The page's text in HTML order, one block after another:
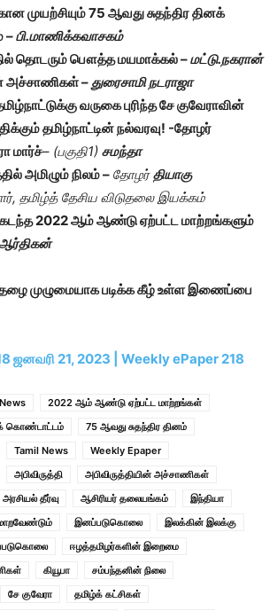
முயற்சியும் 75 ஆவது சுதந்திர தினக்
–பி.மாணிக்கவாசகம்
தொடரும் பௌத்த மயமாக்கல் –மட்டு.நகரான்
அச்சாணிகள் – துரைசாமி நடராஜா
வருகை புரிந்த சே குவேராவின்
தமிழ்நாட்டின் நல்வரவு! -தோழர்
மார்ச்– (பகுதி1) சமந்தா
அமிழும் நிலம் – தோழர்தியாகு
தமிழ்த் தேசிய விடுதலை இயக்கம்
2022 ஆம் ஆண்டு ஏற்பட்ட மாற்றங்களும்
முழுமையாக படிக்க கீழ் உள்ள இணைப்பை
ஜனவரி 21, 2023 | Weekly ePaper 218
2022 ஆம் ஆண்டு ஏற்பட்ட மாற்றங்கள்
கொண்டாட்டம்
75 ஆவது சுதந்திர தினம்
Tamil News
Weekly Epaper
அபிவிருத்தி
அபிவிருத்தியின் அச்சாணிகள்
அரசியல் தீர்வு ஆசிரியர் தலையங்கம்
இந்தியா
இனப்படுகொலை
இலக்கின் இலக்கு
ஈழத்தமிழர்களின் இறைமை
கியூபா
சம்பந்தனின் நிலை
சே குவேரா
தமிழ்க் கட்சிகள்